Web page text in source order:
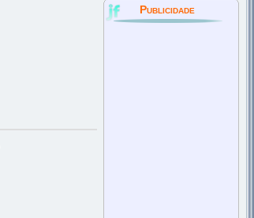
Publicidade